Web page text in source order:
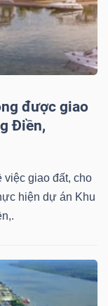
được giao
Điền,
việc giao đất, cho
hiện dự án Khu